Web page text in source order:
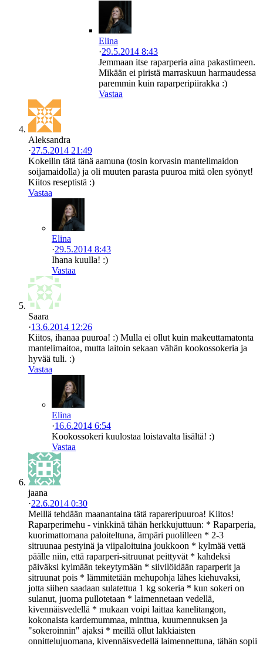
Elina
·29.5.2014 8:43
Jemmaan itse raparperia aina pakastimeen.
Mikään ei piristä marraskuun harmaudessa
paremmin kuin raparperipiirakka :)
Vastaa
Aleksandra
·27.5.2014 21:49
Kokeilin tätä tänä aamuna (tosin korvasin mantelimaidon
soijamaidolla) ja oli muuten parasta puuroa mitä olen syönyt!
Kiitos reseptistä :)
Vastaa
Elina
·29.5.2014 8:43
Ihana kuulla! :)
Vastaa
Saara
·13.6.2014 12:26
Kiitos, ihanaa puuroa! :) Mulla ei ollut kuin makeuttamatonta
mantelimaitoa, mutta laitoin sekaan vähän kookossokeria ja
hyvää tuli. :)
Vastaa
Elina
·16.6.2014 6:54
Kookossokeri kuulostaa loistavalta lisältä! :)
Vastaa
jaana
·22.6.2014 0:30
Meillä tehdään maanantaina tätä rapareripuuroa! Kiitos!
Raparperimehu - vinkkinä tähän herkkujuttuun: * Raparperia,
kuorimattomana paloiteltuna, ämpäri puolilleen * 2-3
sitruunaa pestyinä ja viipaloituina joukkoon * kylmää vettä
päälle niin, että raparperi-sitruunat peittyvät * kahdeksi
päiväksi kylmään tekeytymään * siivilöidään raparperit ja
sitruunat pois * lämmitetään mehupohja lähes kiehuvaksi,
jotta siihen saadaan sulatettua 1 kg sokeria * kun sokeri on
sulanut, juoma pullotetaan * laimennetaan vedellä,
kivennäisvedellä * mukaan voipi laittaa kanelitangon,
kokonaista kardemummaa, minttua, kuumennuksen ja
"sokeroinnin" ajaksi * meillä ollut lakkiaisten
onnittelujuomana, kivennäisvedellä laimennettuna, tähän sopii